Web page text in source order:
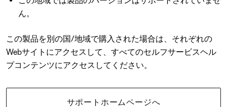
ん。
この製品を別の国/地域で購入された場合は、それぞれの
Webサイトにアクセスして、すべてのセルフサービスヘル
プコンテンツにアクセスしてください。
サポートホームページへ